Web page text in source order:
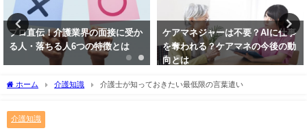
プロ直伝！介護業界の面接に受か
る人・落ちる人6つの特徴とは
ケアマネジャーは不要？AIに仕事
を奪われる？ケアマネの今後の動
向とは
ホーム 介護知識 介護士が知っておきたい最低限の言葉遣い
介護知識